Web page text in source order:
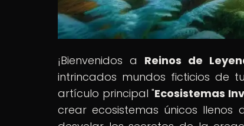
¡Bienvenidos a Reinos de
intrincados mundos ficticios de
artículo principal "Ecosistemas
crear ecosistemas únicos